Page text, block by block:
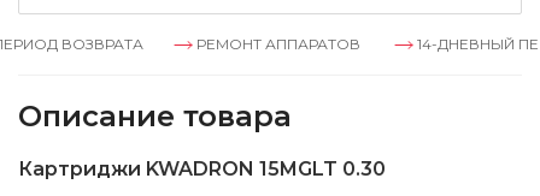
ВОЗВРАТА РЕМОНТ АППАРАТОВ 14-ДНЕВНЫЙ
Описание товара
Картриджи KWADRON 15MGLT 0.30